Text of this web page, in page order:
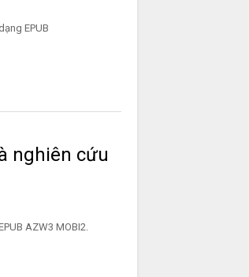
dạng EPUB
nghiên cứu
AZW3 MOBI2.